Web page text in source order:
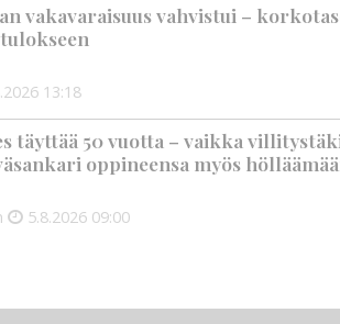
vakavaraisuus vahvistui –
13:18
täyttää 50 vuotta – vaikka
oppineensa myös
5.8.2026 09:00